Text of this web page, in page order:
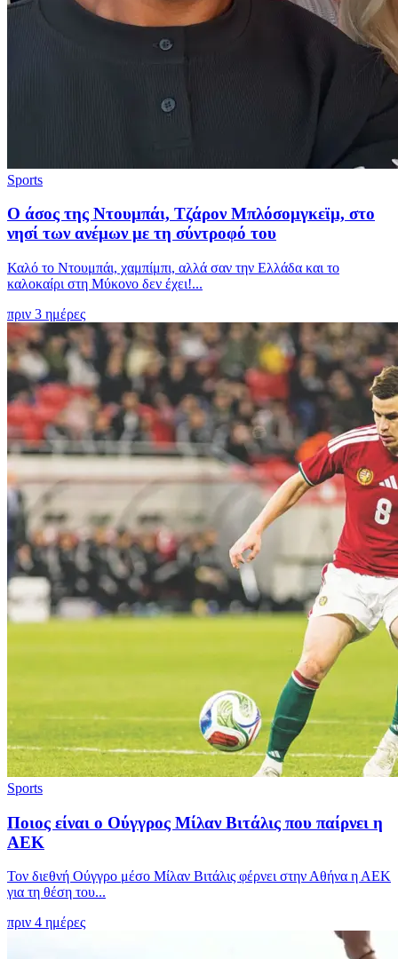
Sports
Ο άσος της Ντουμπάι, Τζάρον Μπλόσομγκεϊμ, στο
νησί των ανέμων με τη σύντροφό του
Καλό το Ντουμπάι, χαμπίμπι, αλλά σαν την Ελλάδα και το
καλοκαίρι στη Μύκονο δεν έχει!...
πριν 3 ημέρες
Sports
Ποιος είναι ο Ούγγρος Μίλαν Βιτάλις που παίρνει η
ΑΕΚ
Τον διεθνή Ούγγρο μέσο Μίλαν Βιτάλις φέρνει στην Αθήνα η ΑΕΚ
για τη θέση του...
πριν 4 ημέρες